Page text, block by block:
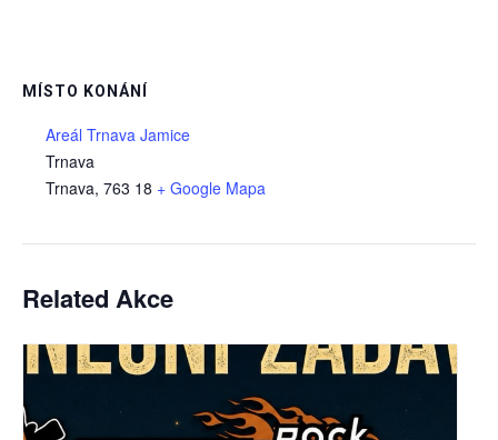
MÍSTO KONÁNÍ
Areál Trnava Jamice
Trnava
Trnava, 763 18 + Google Mapa
Related Akce